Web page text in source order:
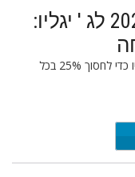
קוד המבצע של מרץ 2024 לג ' יגליו:
הפעל והשתמש בקוד המבצע הזה של גיגליו כדי לחסוך 25% בכל